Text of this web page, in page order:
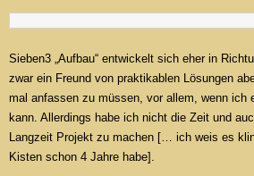
Sieben3 „Aufbau“ entwickelt sich eher in
zwar ein Freund von praktikablen Lösungen
mal anfassen zu müssen, vor allem, wenn ich
kann. Allerdings habe ich nicht die Zeit und
Langzeit Projekt zu machen [… ich weis es
Kisten schon 4 Jahre habe].